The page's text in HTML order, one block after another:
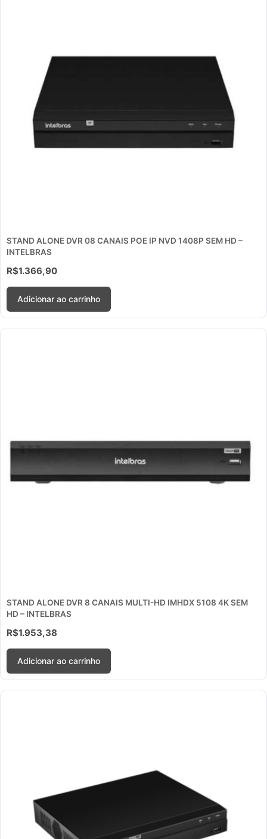
STAND ALONE DVR 08 CANAIS POE IP NVD 1408P SEM HD –
INTELBRAS
R$1.366,90
Adicionar ao carrinho
STAND ALONE DVR 8 CANAIS MULTI-HD IMHDX 5108 4K SEM
HD – INTELBRAS
R$1.953,38
Adicionar ao carrinho